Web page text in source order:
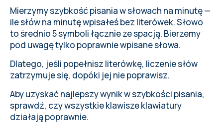
Mierzymy szybkość pisania w słowach na minutę —
ile słów na minutę wpisałeś bez literówek. Słowo
to średnio 5 symboli łącznie ze spacją. Bierzemy
pod uwagę tylko poprawnie wpisane słowa.
Dlatego, jeśli popełnisz literówkę, liczenie słów
zatrzymuje się, dopóki jej nie poprawisz.
Aby uzyskać najlepszy wynik w szybkości pisania,
sprawdź, czy wszystkie klawisze klawiatury
działają poprawnie.